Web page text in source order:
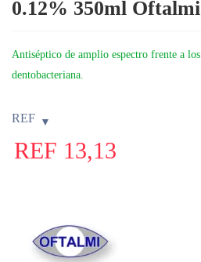
0.12% 350ml Oftalmi
Antiséptico de amplio espectro frente a
dentobacteriana.
REF
REF 13,13